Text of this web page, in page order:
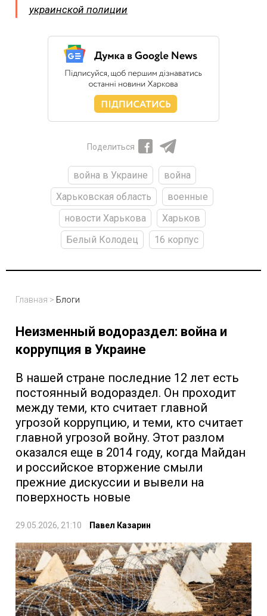
украинской полиции
Поделиться
война в Украине
война
Харьковская область
военные
новости Харькова
Харьков
Белый Колодец
16 корпус
Главная > Блоги
Неизменный водораздел: война и
коррупция в Украине
В нашей стране последние 12 лет есть
постоянный водораздел. Он проходит
между теми, кто считает главной
угрозой коррупцию, и теми, кто считает
главной угрозой войну. Этот разлом
оказался еще в 2014 году, когда Майдан
и российское вторжение смыли
прежние дискуссии и вывели на
поверхность новые
29.05.2026, 21:10 Павел Казарин